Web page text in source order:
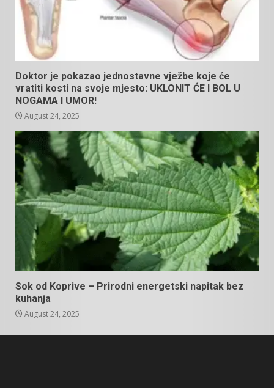
Doktor je pokazao jednostavne vježbe koje će
vratiti kosti na svoje mjesto: UKLONIT ĆE I BOL U
NOGAMA I UMOR!
August 24, 2025
Sok od Koprive – Prirodni energetski napitak bez
kuhanja
August 24, 2025